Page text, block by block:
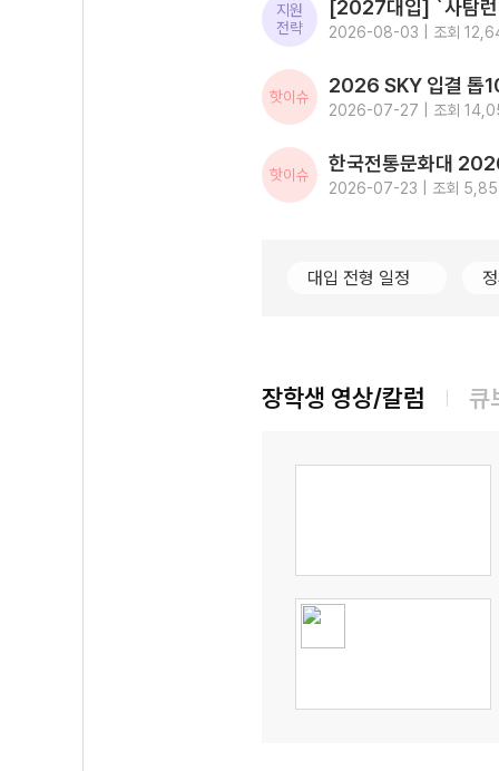
지원
전략
2026-08-03 | 조회
핫이슈
2026-07-27 | 조회
핫이슈
2026-07-23 | 조회
대입 전형 일정
장학생 영상/칼럼 큐